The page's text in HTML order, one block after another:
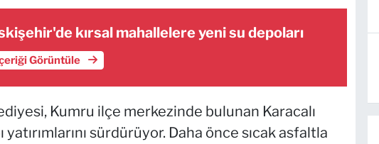
kırsal mahallelere yeni su depoları
Görüntüle
Kumru ilçe merkezinde bulunan Karacalı
sürdürüyor. Daha önce sıcak asfaltla